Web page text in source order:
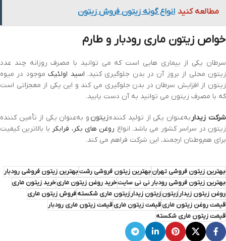
مطالعه کنید انواع گونه زیتون فروش زیتون
خواص زیتون ماری رودبار و طارم
سرطان یکی از بیماری هایی است که می توانید با مصرف روزانه چند عدد
زیتون محلی از بروز آن در بدن جلوگیری کنید. اسید اولئیکموجود در میوه
زیتون از افزایش سرطان در بدن جلوگیری می کند و این یکی از معجزاتی است
که با مصرف زیتون می توانید به آن دست یابید.
شرکت زیداربه‌عنوان یکی از تولید کنندهزیتون و به‌عنوان یکی از تأمین کننده
زیتون در سراسر کشور می باشد. انواع روغن های بکر، فرابکر با بالاترین کیفیت
برای هم‌وطنان ارجمند، این شرکت فراهم می کند.
بهترین زیتون فروشی تهرانبهترین زیتون فروشی رشتبهترین زیتون فروشی رودبار
بهترین زیتون فروشی رودبار نی نی سایتخرید روغن زیتون ماریخرید زیتون ماری
روغن زیتون زیدارزیتونزیتون زیدارزیتون ماری شکستهفروش زیتون ماری
قیمت روغن زیتون ماریقیمت زیتون ماریقیمت زیتون ماری رودبار
قیمت زیتون ماری شکسته